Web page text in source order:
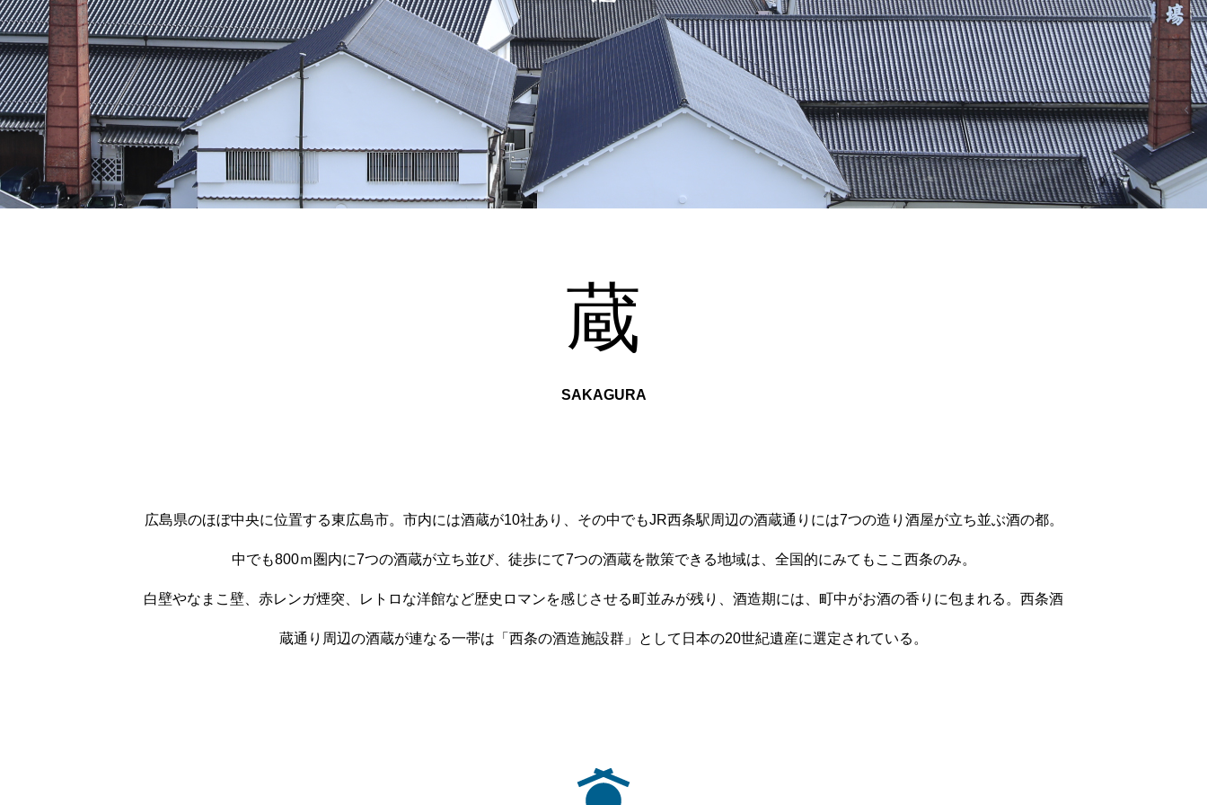
蔵
SAKAGURA
広島県のほぼ中央に位置する東広島市。市内には酒蔵が10社あり、その中でもJR西条駅周辺の酒蔵通りには7つの造り酒屋が立ち並ぶ酒の都。
中でも800ｍ圏内に7つの酒蔵が立ち並び、徒歩にて7つの酒蔵を散策できる地域は、全国的にみてもここ西条のみ。
白壁やなまこ壁、赤レンガ煙突、レトロな洋館など歴史ロマンを感じさせる町並みが残り、酒造期には、町中がお酒の香りに包まれる。西条酒
蔵通り周辺の酒蔵が連なる一帯は「西条の酒造施設群」として日本の20世紀遺産に選定されている。